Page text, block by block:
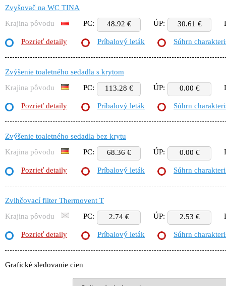
Zvyšovač na WC TINA
Krajina pôvodu
PC: 48.92 € ÚP: 30.61 €
Pozrieť detaily Príbalový leták Súhrn
Zvýšenie toaletného sedadla s krytom
Krajina pôvodu
PC: 113.28 € ÚP: 0.00 €
Pozrieť detaily Príbalový leták Súhrn
Zvýšenie toaletného sedadla bez krytu
Krajina pôvodu
PC: 68.36 € ÚP: 0.00 €
Pozrieť detaily Príbalový leták Súhrn
Zvlhčovací filter Thermovent T
Krajina pôvodu
PC: 2.74 € ÚP: 2.53 €
Pozrieť detaily Príbalový leták Súhrn
Grafické sledovanie cien